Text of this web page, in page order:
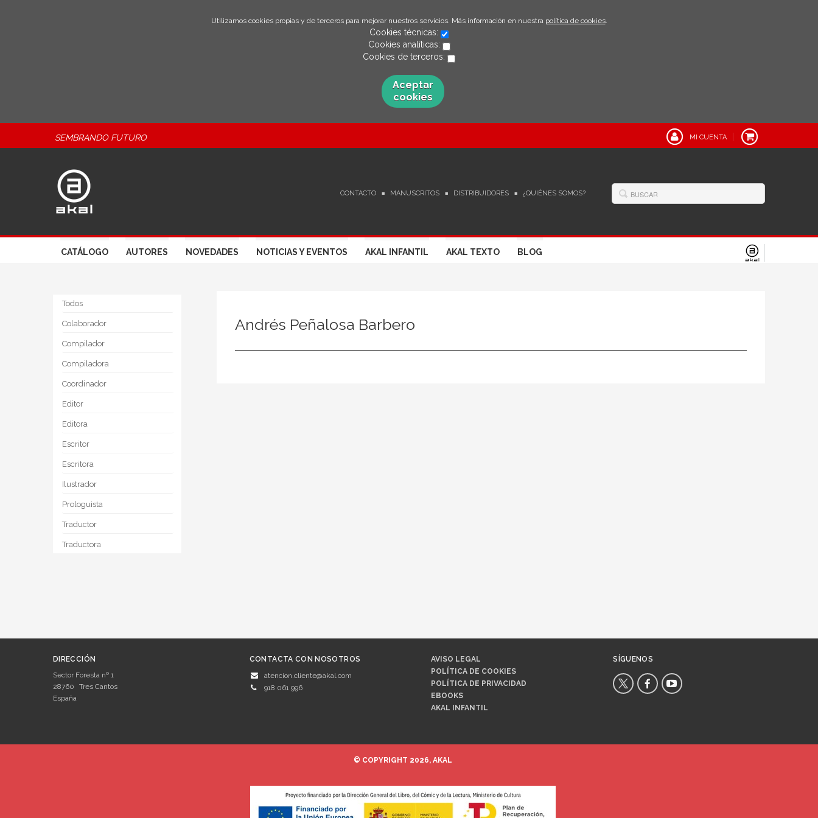
Utilizamos cookies propias y de terceros para mejorar nuestros servicios. Más información en nuestra política de cookies.
Cookies técnicas:
Cookies analíticas:
Cookies de terceros:
Aceptar
cookies
SEMBRANDO FUTURO MI CUENTA
CONTACTO MANUSCRITOS DISTRIBUIDORES ¿QUIÉNES SOMOS?
CATÁLOGO AUTORES NOVEDADES NOTICIAS Y EVENTOS AKAL INFANTIL AKAL TEXTO BLOG
Todos
Colaborador
Compilador
Compiladora
Coordinador
Editor
Editora
Escritor
Escritora
Ilustrador
Prologuista
Traductor
Traductora
Andrés Peñalosa Barbero
DIRECCIÓN
Sector Foresta nº 1
28760
Tres Cantos
España
CONTACTA CON NOSOTROS
atencion.cliente@akal.com
918 061 996
AVISO LEGAL
POLÍTICA DE COOKIES
POLÍTICA DE PRIVACIDAD
EBOOKS
AKAL INFANTIL
SÍGUENOS
© COPYRIGHT 2026, AKAL